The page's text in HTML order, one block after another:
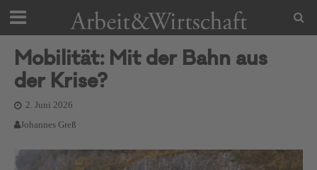
Mobilität: Mit der Bahn aus
der Krise?
2. Juni 2026
Johannes Greß